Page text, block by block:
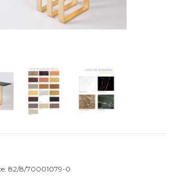
82/8/70001079-0